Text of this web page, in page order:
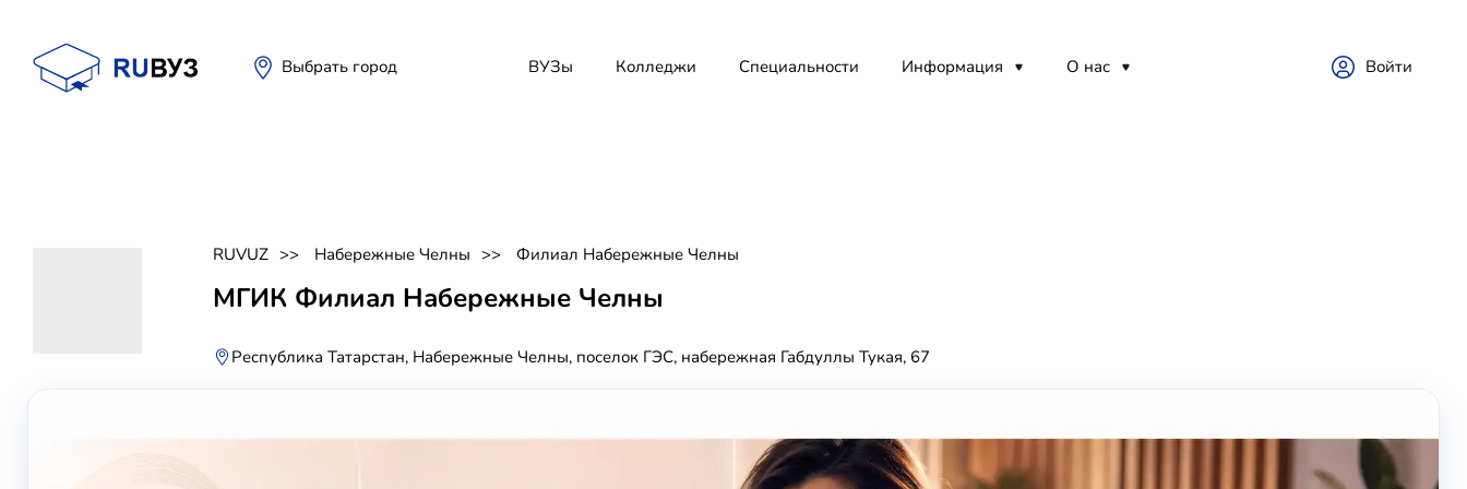
Выбрать город ВУЗы Колледжи Специальности Информация О нас Войти
RUVUZ Набережные Челны Филиал Набережные Челны
МГИК Филиал Набережные Челны
Республика Татарстан, Набережные Челны, поселок ГЭС, набережная Габдуллы Тукая, 67